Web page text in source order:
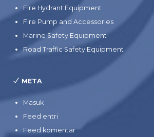
Fire Hydrant Equipment
Fire Pump and Accessories
Marine Safety Equipment
Road Traffic Safety Equipment
META
Masuk
Feed entri
Feed komentar